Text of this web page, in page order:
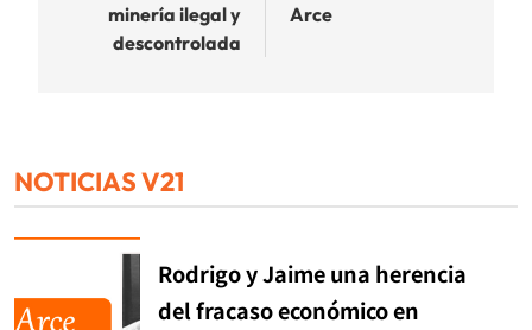
minería ilegal y
descontrolada
Arce
NOTICIAS V21
Rodrigo y Jaime una herencia
del fracaso económico en